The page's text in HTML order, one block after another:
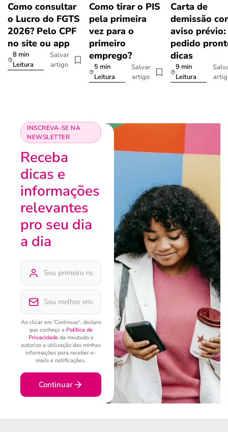
Como consultar
o Lucro do FGTS
2026? Pelo CPF
no site ou app
8 min
Leitura
Salvar
artigo
Como tirar o PIS
pela primeira
vez para o
primeiro
emprego?
5 min
Leitura
Salvar
artigo
Carta de
demissão
aviso prévio:
pedido
dicas
9 min
Leitura
INSCREVA-SE NA
NEWSLETTER
Receba
dicas e
informações
relevantes
pro seu dia
a dia
Ao clicar em 'Continuar', declaro
que conheço a Política de
Privacidadeda meutudo e
autorizo a utilização das minhas
informações para receber e-
mails e notificações.
Continuar